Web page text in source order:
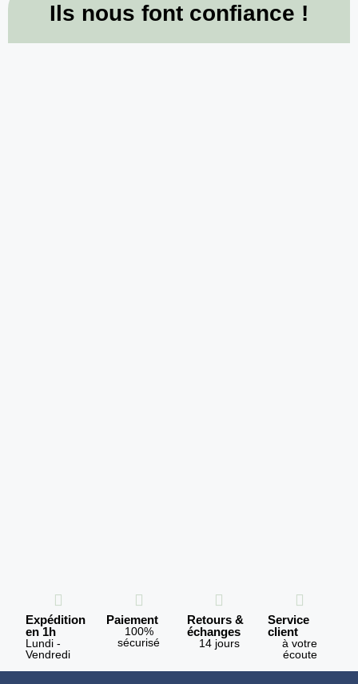
Ils nous font confiance !
Expédition
en 1h
Lundi -
Vendredi
Paiement
100%
sécurisé
Retours &
échanges
14 jours
Service
client
à votre
écoute